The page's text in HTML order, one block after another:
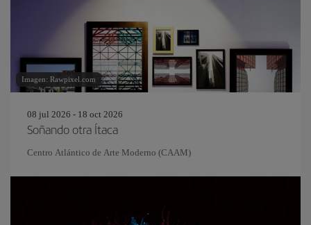
Imagen: Rawpixel.com
08 jul 2026 - 18 oct 2026
Soñando otra Ítaca
Centro Atlántico de Arte Moderno (CAAM)